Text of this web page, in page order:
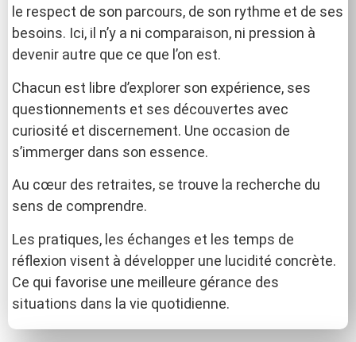
le respect de son parcours, de son rythme et de ses
besoins. Ici, il n’y a ni comparaison, ni pression à
devenir autre que ce que l’on est.
Chacun est libre d’explorer son expérience, ses
questionnements et ses découvertes avec
curiosité et discernement. Une occasion de
s’immerger dans son essence.
Au cœur des retraites, se trouve la recherche du
sens de comprendre.
Les pratiques, les échanges et les temps de
réflexion visent à développer une lucidité concrète.
Ce qui favorise une meilleure gérance des
situations dans la vie quotidienne.